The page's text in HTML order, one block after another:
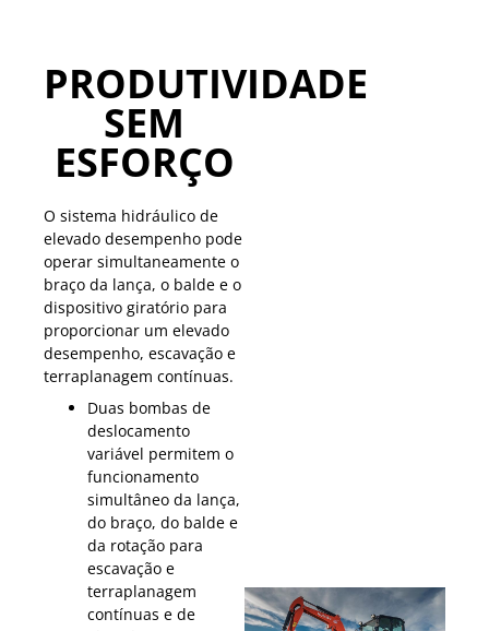
PRODUTIVIDADE
SEM
ESFORÇO
O sistema hidráulico de
elevado desempenho pode
operar simultaneamente o
braço da lança, o balde e o
dispositivo giratório para
proporcionar um elevado
desempenho, escavação e
terraplanagem contínuas.
Duas bombas de
deslocamento
variável permitem o
funcionamento
simultâneo da lança,
do braço, do balde e
da rotação para
escavação e
terraplanagem
contínuas e de